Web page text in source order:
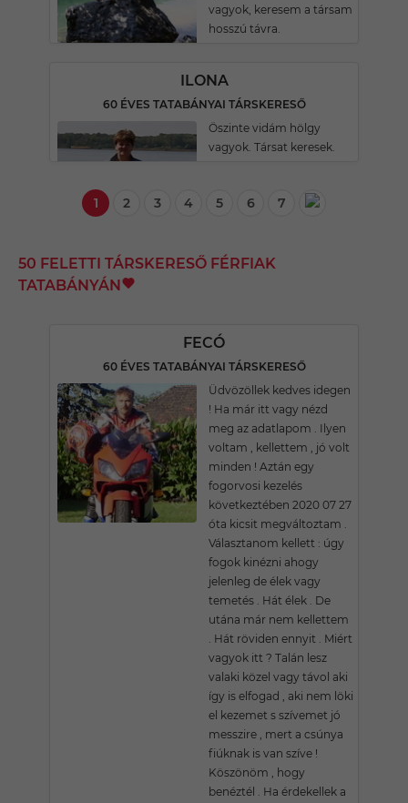
vagyok, keresem a társam
hosszú távra.
ILONA
60 ÉVES TATABÁNYAI TÁRSKERESŐ
Öszinte vidám hölgy
vagyok. Társat keresek.
1 2 3 4 5 6 7
50 FELETTI TÁRSKERESŐ FÉRFIAK
TATABÁNYÁN
FECÓ
60 ÉVES TATABÁNYAI TÁRSKERESŐ
Üdvözöllek kedves idegen
! Ha már itt vagy nézd
meg az adatlapom . Ilyen
voltam , kellettem , jó volt
minden ! Aztán egy
fogorvosi kezelés
következtében 2020 07 27
óta kicsit megváltoztam .
Választanom kellett : úgy
fogok kinézni ahogy
jelenleg de élek vagy
temetés . Hát élek . De
utána már nem kellettem
. Hát röviden ennyit . Miért
vagyok itt ? Talán lesz
valaki közel vagy távol aki
így is elfogad , aki nem löki
el kezemet s szívemet jó
messzire , mert a csúnya
fiúknak is van szíve !
Köszönöm , hogy
benéztél . Ha érdekellek a